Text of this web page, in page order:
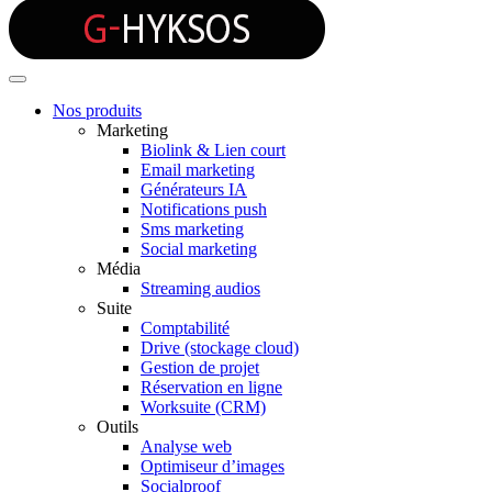
Nos produits
Marketing
Biolink & Lien court
Email marketing
Générateurs IA
Notifications push
Sms marketing
Social marketing
Média
Streaming audios
Suite
Comptabilité
Drive (stockage cloud)
Gestion de projet
Réservation en ligne
Worksuite (CRM)
Outils
Analyse web
Optimiseur d’images
Socialproof